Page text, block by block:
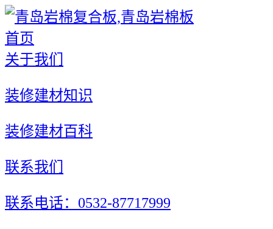
首页
关于我们
装修建材知识
装修建材百科
联系我们
联系电话：0532-87717999